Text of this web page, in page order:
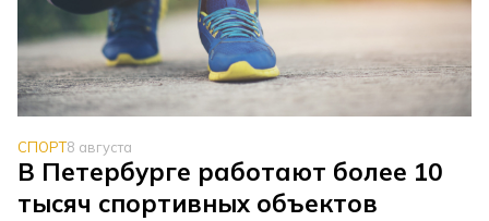
СПОРТ8 августа
В Петербурге работают более 10
тысяч спортивных объектов